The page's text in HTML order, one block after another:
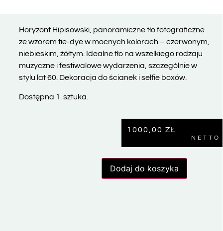
Horyzont Hipisowski, panoramiczne tło fotograficzne
ze wzorem tie-dye w mocnych kolorach – czerwonym,
niebieskim, żółtym. Idealne tło na wszelkiego rodzaju
muzyczne i festiwalowe wydarzenia, szczególnie w
stylu lat 60. Dekoracja do ścianek i selfie boxów.
Dostępna 1. sztuka.
1000,00 ZŁ
NETTO
Dodaj do koszyka